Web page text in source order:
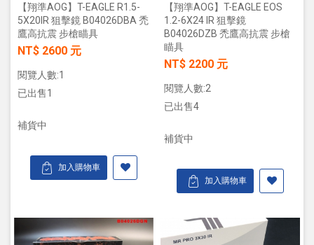
【翔準AOG】T-EAGLE R1.5-
5X20IR 狙擊鏡 B04026DBA 禿
鷹高抗震 步槍瞄具
NT$ 2600 元
閱覽人數:1
已出售1
補貨中
加入購物車
【翔準AOG】T-EAGLE EOS
1.2-6X24 IR 狙擊鏡
B04026DZB 禿鷹高抗震 步槍
瞄具
NT$ 2200 元
閱覽人數:2
已出售4
補貨中
加入購物車